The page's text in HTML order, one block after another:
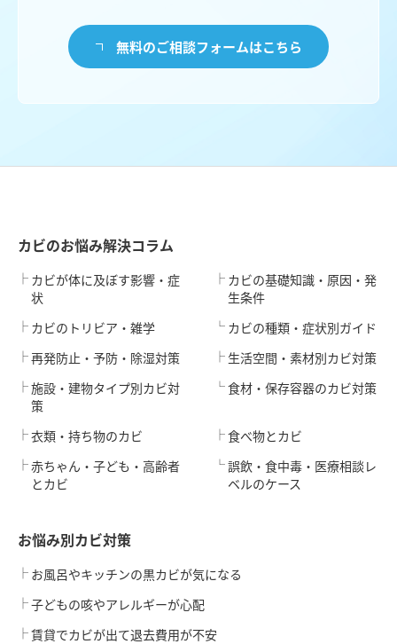
無料のご相談フォームはこちら
カビのお悩み解決コラム
カビが体に及ぼす影響・症
状
カビのトリビア・雑学
カビの基礎知識・原因・発
生条件
カビの種類・症状別ガイド
再発防止・予防・除湿対策
施設・建物タイプ別カビ対
策
生活空間・素材別カビ対策
食材・保存容器のカビ対策
衣類・持ち物のカビ
赤ちゃん・子ども・高齢者
とカビ
食べ物とカビ
誤飲・食中毒・医療相談レ
ベルのケース
お悩み別カビ対策
お風呂やキッチンの黒カビが気になる
子どもの咳やアレルギーが心配
賃貸でカビが出て退去費用が不安